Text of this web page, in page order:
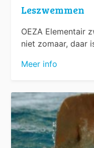
Leszwemmen
OEZA Elementair
niet zomaar, daar
Meer info